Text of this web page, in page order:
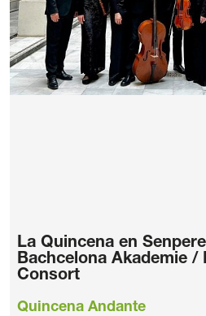
La Quincena en
Bachcelona Akademie /
Consort
Quincena Andante